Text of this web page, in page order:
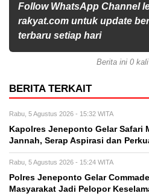
Follow WhatsApp Channel
rakyat.com untuk update
terbaru setiap hari
Berita ini 0
BERITA TERKAIT
Rabu, 5 Agustus 2026 - 15:32 WITA
Kapolres Jeneponto Gelar Safari
Jannah, Serap Aspirasi dan
Rabu, 5 Agustus 2026 - 15:24 WITA
Polres Jeneponto Gelar
Masyarakat Jadi Pelopor